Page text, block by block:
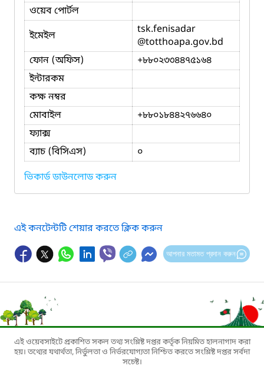
ওয়েব পোর্টল
ইমেইল
tsk.fenisadar
@totthoapa.gov.bd
ফোন (অফিস)
+৮৮০২৩৩৪৪৭৫১৬৪
ইন্টারকম
কক্ষ নম্বর
মোবাইল
+৮৮০১৮৪৪২৭৬৬৪০
ফ্যাক্স
ব্যাচ (বিসিএস)
০
ভিকার্ড ডাউনলোড করুন
এই কনটেন্টটি শেয়ার করতে ক্লিক করুন
আপনার মতামত প্রদান করুন
এই ওয়েবসাইটে প্রকাশিত সকল তথ্য সংশ্লিষ্ট দপ্তর কর্তৃক নিয়মিত হালনাগাদ করা
হয়। তথ্যের যথার্থতা, নির্ভুলতা ও নির্ভরযোগ্যতা নিশ্চিত করতে সংশ্লিষ্ট দপ্তর সর্বদা
সচেষ্ট।